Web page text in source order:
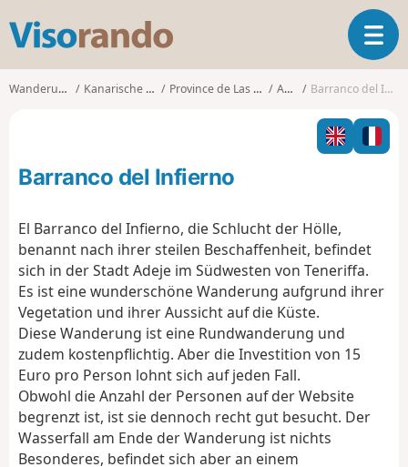
s
o
o
T
o
g
l
n
i
Wanderungen Kanarische Inseln Province de Las Palmas Adeje Barranco del Infierno
Barranco del Infierno
El Barranco del Infierno, die Schlucht der Hölle,
benannt nach ihrer steilen Beschaffenheit, befindet
sich in der Stadt Adeje im Südwesten von Teneriffa.
Es ist eine wunderschöne Wanderung aufgrund ihrer
Vegetation und ihrer Aussicht auf die Küste.
Diese Wanderung ist eine Rundwanderung und
zudem kostenpflichtig. Aber die Investition von 15
Euro pro Person lohnt sich auf jeden Fall.
Obwohl die Anzahl der Personen auf der Website
begrenzt ist, ist sie dennoch recht gut besucht. Der
Wasserfall am Ende der Wanderung ist nichts
Besonderes, befindet sich aber an einem